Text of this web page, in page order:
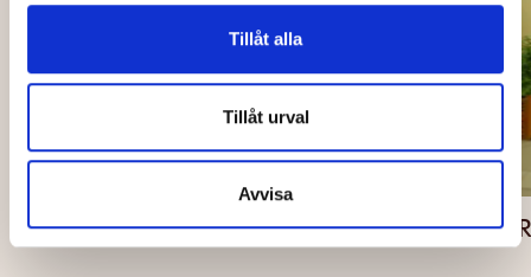
Tillåt alla
Tillåt urval
Avvisa
ARCO - PREMIÄR 14 AUG